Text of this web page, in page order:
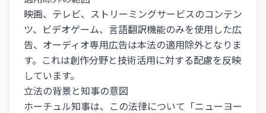
映画、テレビ、ストリーミングサービスのコンテン
ツ、ビデオゲーム、言語翻訳機能のみを使用した広
告、オーディオ専用広告は本法の適用除外となりま
す。これは創作分野と技術活用に対する配慮を反映
しています。
立法の背景と知事の意図
ホーチュル知事は、この法律について「ニューヨー